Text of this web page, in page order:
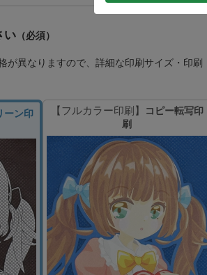
い（必須）
が異なりますので、詳細な印刷サイズ・印刷
ーン印
【フルカラー印刷】
コピー転写印
刷